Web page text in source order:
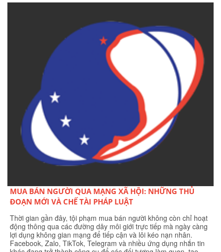
MUA BÁN NGƯỜI QUA MẠNG XÃ HỘI: NHỮNG THỦ
ĐOẠN MỚI VÀ CHẾ TÀI PHÁP LUẬT
Thời gian gần đây, tội phạm mua bán người không còn chỉ hoạt
động thông qua các đường dây môi giới trực tiếp mà ngày càng
lợi dụng không gian mạng để tiếp cận và lôi kéo nạn nhân.
Facebook, Zalo, TikTok, Telegram và nhiều ứng dụng nhắn tin